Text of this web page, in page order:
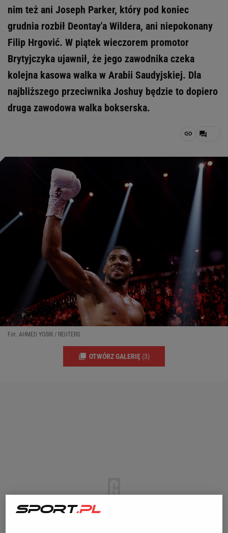
nim też ani Joseph Parker, który pod koniec
grudnia rozbił Deontay'a Wildera, ani niepokonany
Filip Hrgović. W piątek wieczorem promotor
Brytyjczyka ujawnił, że jego zawodnika czeka
kolejna kasowa walka w Arabii Saudyjskiej. Dla
najbliższego przeciwnika Joshuy będzie to dopiero
druga zawodowa walka bokserska.
Fot. AHMED YOSRI / REUTERS
OTWÓRZ GALERIĘ (3)